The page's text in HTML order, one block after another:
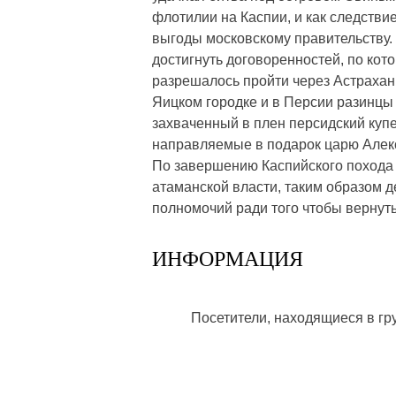
флотилии на Каспии, и как
выгоды московскому
достигнуть договоренностей, по
разрешалось пройти через
Яицком городке и в Персии
захваченный в плен персидский
направляемые в подарок царю
По завершению Каспийского
атаманской власти, таким образом
полномочий ради того чтобы
ИНФОРМАЦИЯ
Посетители, находящиеся в